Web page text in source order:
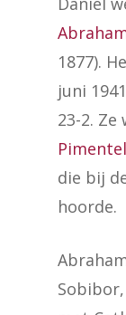
1877).
juni
23-2.
Pimentel
die bij
hoorde.